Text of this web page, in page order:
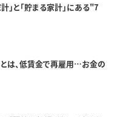
」と「貯まる家計」にある"7
は、低賃金で再雇用…お金の